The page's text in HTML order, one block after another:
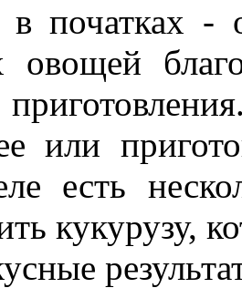
в початках
или
есть
кукурузу,